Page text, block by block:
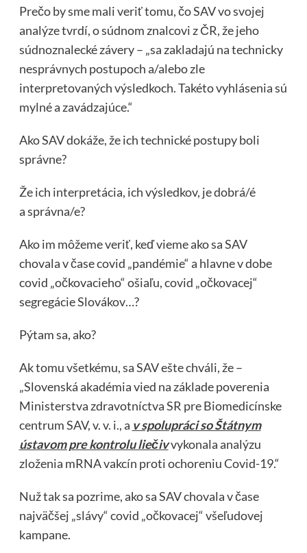
Prečo by sme mali veriť tomu, čo SAV vo svojej
analýze tvrdí, o súdnom znalcovi z ČR, že jeho
súdnoznalecké závery – „sa zakladajú na technicky
nesprávnych postupoch a/alebo zle
interpretovaných výsledkoch. Takéto vyhlásenia sú
mylné a zavádzajúce.“
Ako SAV dokáže, že ich technické postupy boli
správne?
Že ich interpretácia, ich výsledkov, je dobrá/é
a správna/e?
Ako im môžeme veriť, keď vieme ako sa SAV
chovala v čase covid „pandémie“ a hlavne v dobe
covid „očkovacieho“ ošiaľu, covid „očkovacej“
segregácie Slovákov…?
Pýtam sa, ako?
Ak tomu všetkému, sa SAV ešte chváli, že –
„Slovenská akadémia vied na základe poverenia
Ministerstva zdravotníctva SR pre Biomedicínske
centrum SAV, v. v. i., a v spolupráci so Štátnym
ústavom pre kontrolu liečivvykonala analýzu
zloženia mRNA vakcín proti ochoreniu Covid-19.“
Nuž tak sa pozrime, ako sa SAV chovala v čase
najväčšej „slávy“ covid „očkovacej“ všeľudovej
kampane.